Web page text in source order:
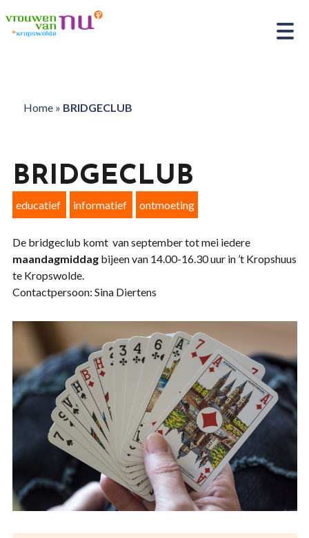
Home» BRIDGECLUB
BRIDGECLUB
educatief informatief ontmoeting
De bridgeclub komt van september tot mei iedere
maandagmiddagbijeen van 14.00-16.30 uur in ’t Kropshuus
te Kropswolde.
Contactpersoon: Sina Diertens